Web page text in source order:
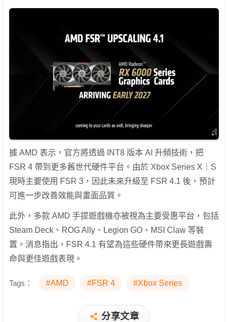
據 AMD 表示，官方將透過 INT8 版本 AI 升頻技術，把
FSR 4 帶到更多舊世代硬件平台。由於 Xbox Series X｜S
現時主要使用 FSR 3，因此未來升級至 FSR 4.1 後，預計
可進一步改善效能與畫面品質。
此外，多款 AMD 手提遊戲機亦被視為主要受惠平台，包括
Steam Deck、ROG Ally、Legion GO、MSI Claw 等裝
置。消息指出，FSR 4.1 有望為這些硬件帶來更長遊戲壽
命與更佳遊戲表現。
Tags： #AMD #FSR 4 #Xbox Series
分享文章